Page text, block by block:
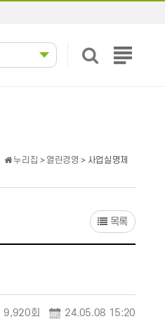
전
누리집 > 열린경영 > 사업실명제
목록
9,920회 24.05.08 15:20